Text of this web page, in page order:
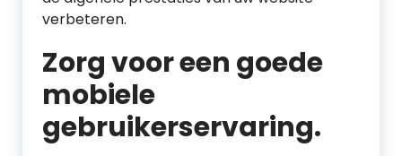
verbeteren.
Zorg voor een goede
mobiele
gebruikerservaring.